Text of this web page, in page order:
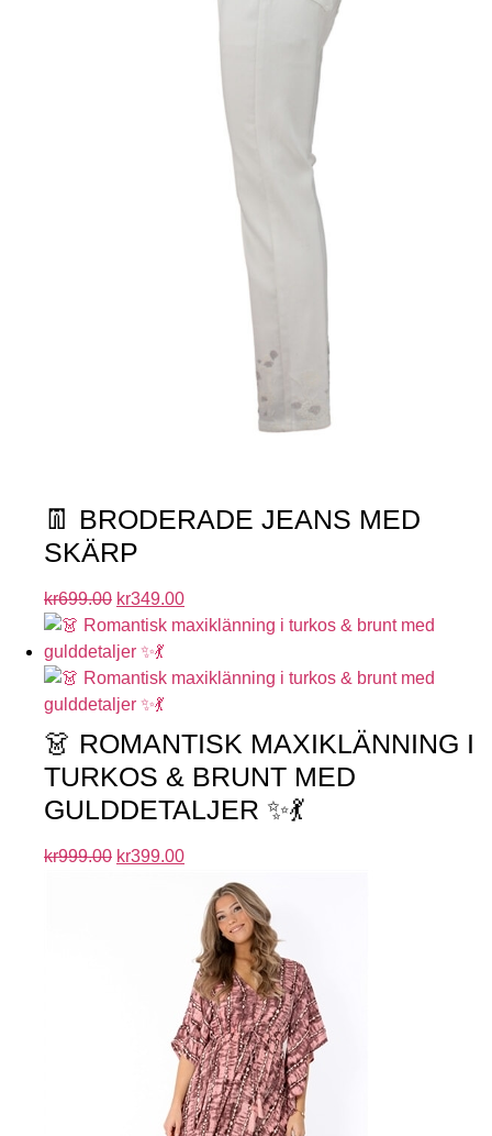
👖 BRODERADE JEANS MED
SKÄRP
kr699.00 kr349.00
👗 ROMANTISK MAXIKLÄNNING I
TURKOS & BRUNT MED
GULDDETALJER ✨💃
kr999.00 kr399.00